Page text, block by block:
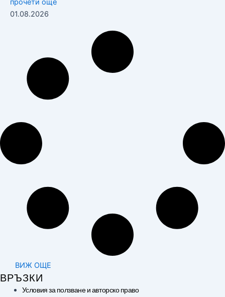
01.08.2026
ВИЖ ОЩЕ
ВРЪЗКИ
Условия за ползване и авторско право